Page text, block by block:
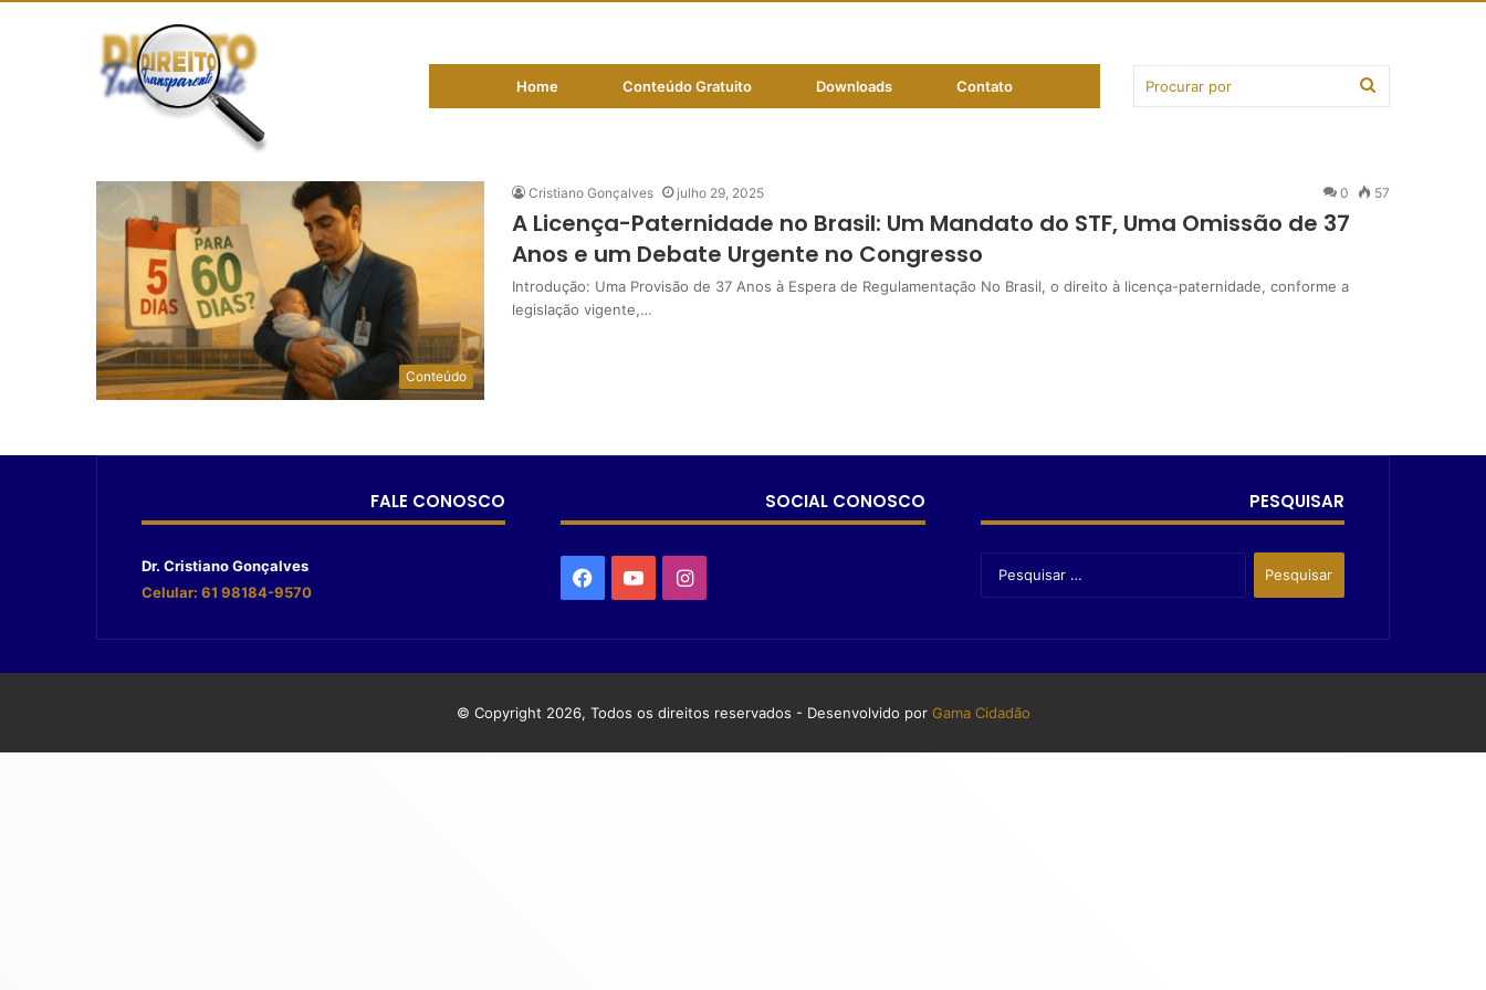
Home Conteúdo Gratuito Downloads Contato
Conteúdo
Cristiano Gonçalves julho 29, 2025 0 57
A Licença-Paternidade no Brasil: Um Mandato do STF, Uma Omissão de 37
Anos e um Debate Urgente no Congresso
Introdução: Uma Provisão de 37 Anos à Espera de Regulamentação No Brasil, o direito à licença-paternidade, conforme a
legislação vigente,…
FALE CONOSCO
Dr. Cristiano Gonçalves
Celular: 61 98184-9570
SOCIAL CONOSCO PESQUISAR
© Copyright 2026, Todos os direitos reservados - Desenvolvido por Gama Cidadão